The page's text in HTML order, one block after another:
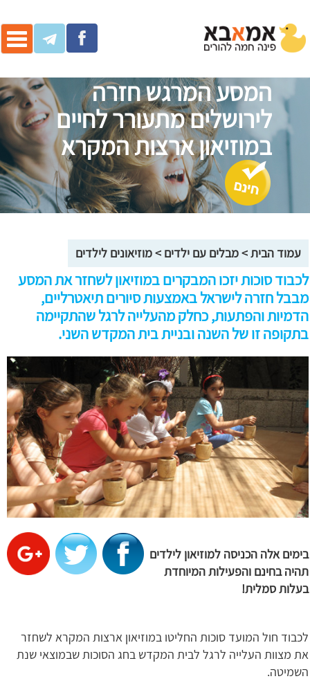
המסע המרגש חזרה
לירושלים מתעורר לחיים
במוזיאון ארצות המקרא
עמוד הבית>מבלים עם ילדים >מוזיאונים לילדים
לכבוד סוכות יזכו המבקרים במוזיאון לשחזר את המסע
מבבל חזרה לישראל באמצעות סיורים תיאטרליים,
הדמיות והפתעות, כחלק מהעלייה לרגל שהתקיימה
בתקופה זו של השנה ובניית בית המקדש השני.
בימים אלה הכניסה למוזיאון לילדים
תהיה בחינם והפעילות המיוחדת
בעלות סמלית!
לכבוד חול המועד סוכות החליטו במוזיאון ארצות המקרא לשחזר
את מצוות העלייה לרגל לבית המקדש בחג הסוכות שבמוצאי שנת
השמיטה.